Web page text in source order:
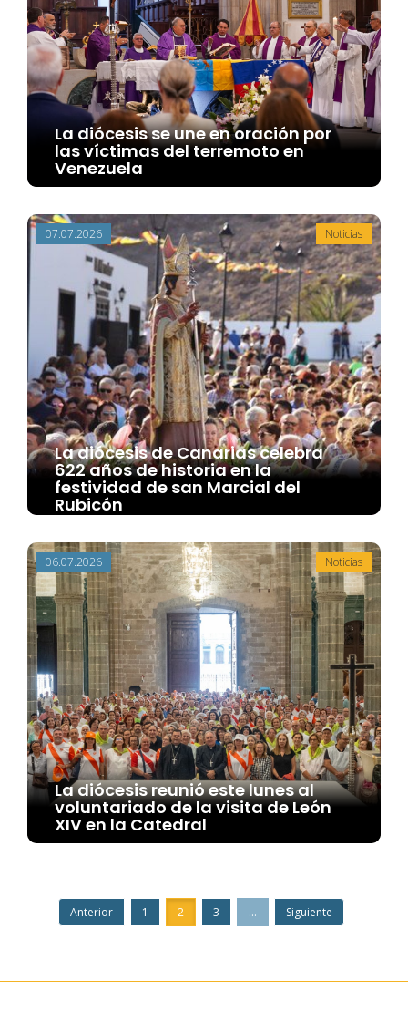
La diócesis se une en oración por
las víctimas del terremoto en
Venezuela
07.07.2026 Noticias
La diócesis de Canarias celebra
622 años de historia en la
festividad de san Marcial del
Rubicón
06.07.2026 Noticias
La diócesis reunió este lunes al
voluntariado de la visita de León
XIV en la Catedral
Anterior 1 2 3 ... Siguiente